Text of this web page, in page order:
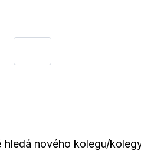
hledá nového kolegu/